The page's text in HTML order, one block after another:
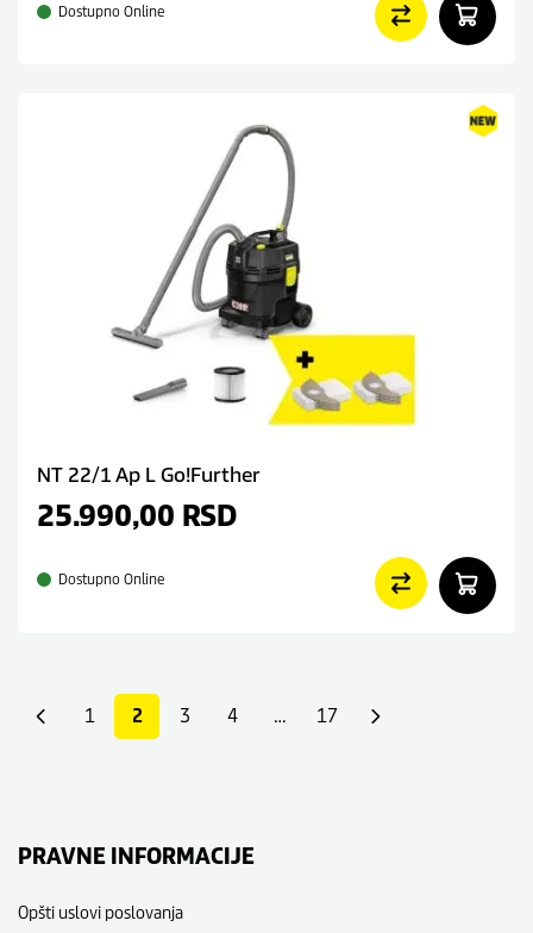
Dostupno Online
NT 22/1 Ap L Go!Further
25.990,00 RSD
Dostupno Online
1 2 3 4 … 17
PRAVNE INFORMACIJE
Opšti uslovi poslovanja